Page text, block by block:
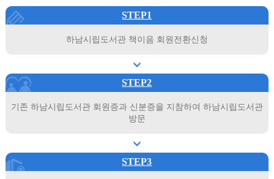
STEP1
하남시립도서관 책이음 회원전환신청
STEP2
기존 하남시립도서관 회원증과 신분증을 지참하여 하남시립도서관
방문
STEP3